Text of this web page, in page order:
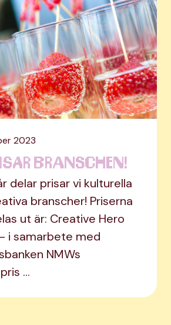
2023
branschen!
delar prisar vi kulturella
branscher! Priserna
ut är: Creative Hero
i samarbete med
NMWs
…